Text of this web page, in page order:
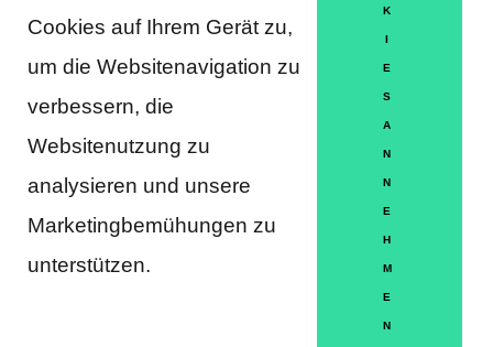
MITGLIEDSCHAFT
HÄUFIGE FRAGEN
KONTAKT
IMPRESSUM
Cookies auf Ihrem Gerät zu,
um die Websitenavigation zu
verbessern, die
Websitenutzung zu
analysieren und unsere
Marketingbemühungen zu
unterstützen.
K
I
E
S
A
N
N
E
H
M
E
N